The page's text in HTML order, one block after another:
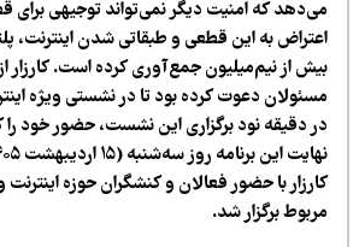
که امنیت دیگر نمی‌تواند توجیهی برای قطعی
به این قطعی و طبقاتی شدن اینترنت، پلتفرم
از نیم‌میلیون جمع‌آوری کرده است. کارزار از
دعوت کرده بود تا در نشستی ویژه اینترنت
دقیقه نود برگزاری این نشست، حضور خود را
نهایت
با حضور فعالان و کنشگران حوزه اینترنت و
برگزار شد.